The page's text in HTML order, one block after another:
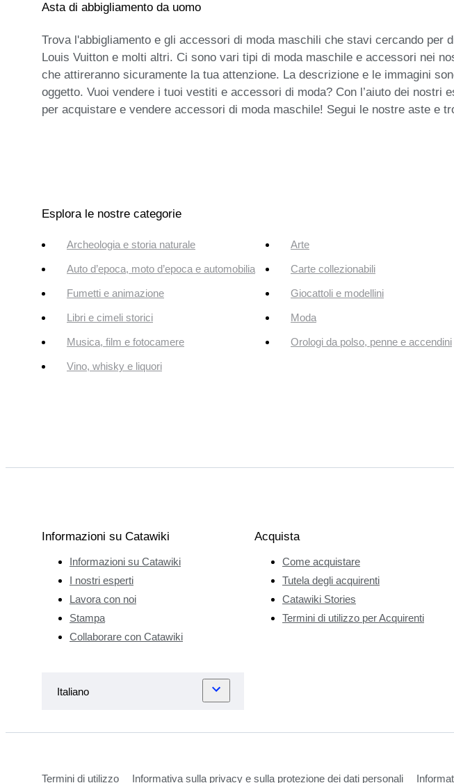
Asta di abbigliamento da uomo
Trova l'abbigliamento e gli accessori di moda maschili che stavi cercando
Louis Vuitton e molti altri. Ci sono vari tipi di moda maschile e accessori nei
che attireranno sicuramente la tua attenzione. La descrizione e le immagini
oggetto. Vuoi vendere i tuoi vestiti e accessori di moda? Con l’aiuto dei
per acquistare e vendere accessori di moda maschile! Segui le nostre aste e
Esplora le nostre categorie
Archeologia e storia naturale Arte
Auto d’epoca, moto d’epoca e automobilia Carte collezionabili
Fumetti e animazione Giocattoli e modellini
Libri e cimeli storici Moda
Musica, film e fotocamere Orologi da polso, penne e accendini
Vino, whisky e liquori
Informazioni su Catawiki
Informazioni su Catawiki
I nostri esperti
Lavora con noi
Stampa
Collaborare con Catawiki
Acquista
Come acquistare
Tutela degli acquirenti
Catawiki Stories
Termini di utilizzo per Acquirenti
Termini di utilizzo Informativa sulla privacy e sulla protezione dei dati personali